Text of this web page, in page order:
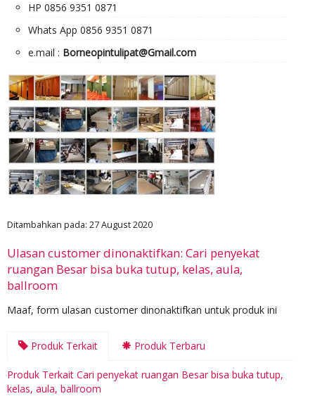
HP 0856 9351 0871
Whats App 0856 9351 0871
e.mail : Borneopintulipat@Gmail.com
Ditambahkan pada: 27 August 2020
Ulasan customer dinonaktifkan: Cari penyekat
ruangan Besar bisa buka tutup, kelas, aula,
ballroom
Maaf, form ulasan customer dinonaktifkan untuk produk ini
Produk Terkait Produk Terbaru
Produk Terkait Cari penyekat ruangan Besar bisa buka tutup,
kelas, aula, ballroom